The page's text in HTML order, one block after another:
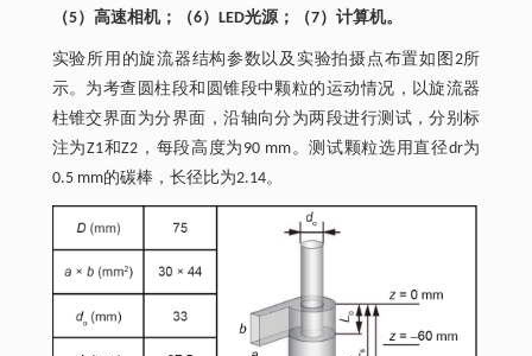
（5）高速相机；（6）LED光源；（7）计算机。
实验所用的旋流器结构参数以及实验拍摄点布置如图2所
示。为考查圆柱段和圆锥段中颗粒的运动情况，以旋流器
柱锥交界面为分界面，沿轴向分为两段进行测试，分别标
注为Z1和Z2，每段高度为90 mm。测试颗粒选用直径dr为
0.5 mm的碳棒，长径比为2.14。